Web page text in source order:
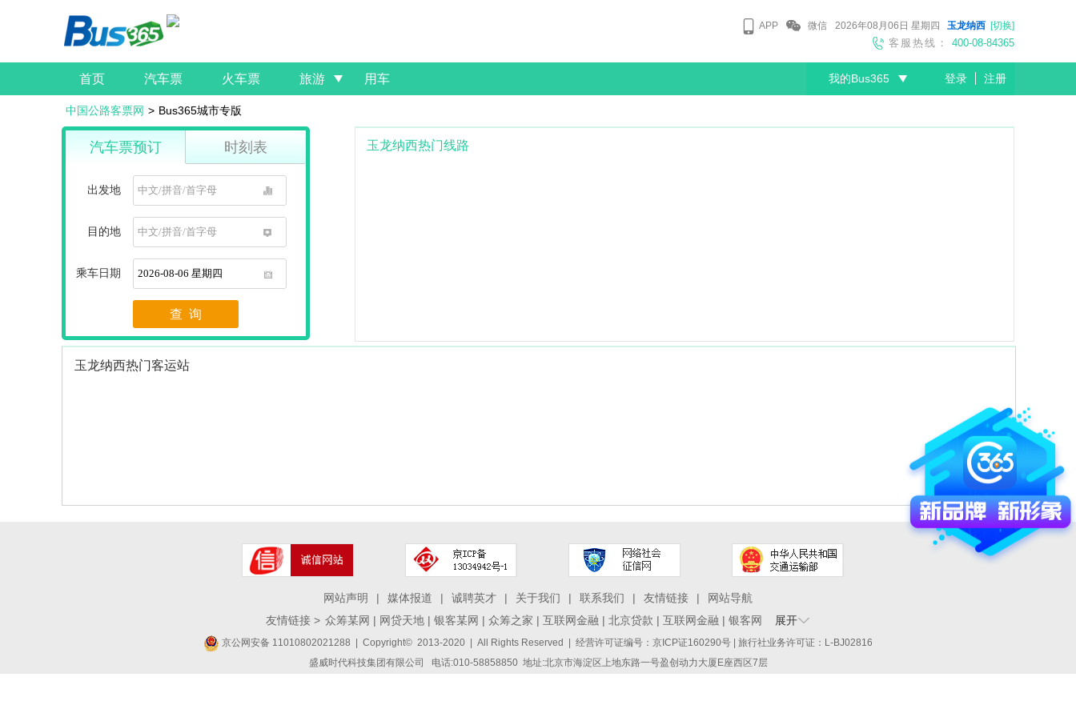
APP 微信 2026年08月06日 星期四 玉龙纳西 [切换]
客服热线： 400-08-84365
首页 汽车票 火车票 旅游 用车 我的Bus365 登录 注册
中国公路客票网 > Bus365城市专版
汽车票预订 时刻表
出发地
目的地
1
乘车日期
1
查 询
玉龙纳西热门线路
玉龙纳西热门客运站
网站声明 | 媒体报道 | 诚聘英才 | 关于我们 | 联系我们 | 友情链接 |
网站导航
友情链接 > 众筹某网 | 网贷天地 | 银客某网 | 众筹之家 | 互联网金融 | 北京贷款 | 互联网金融 | 银客网 展开
京公网安备 11010802021288 | Copyright© 2013-2020 | All Rights Reserved | 经营许可证编号：京ICP证160290号 | 旅行社业务许可证：L-BJ02816
盛威时代科技集团有限公司 电话:010-58858850 地址:北京市海淀区上地东路一号盈创动力大厦E座西区7层